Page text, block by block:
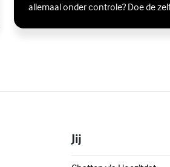
allemaal onder controle? Doe de
Jij